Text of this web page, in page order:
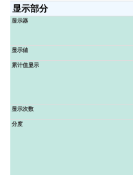
显示部分
显示器
显示値
累计值显示
显示次数
分度